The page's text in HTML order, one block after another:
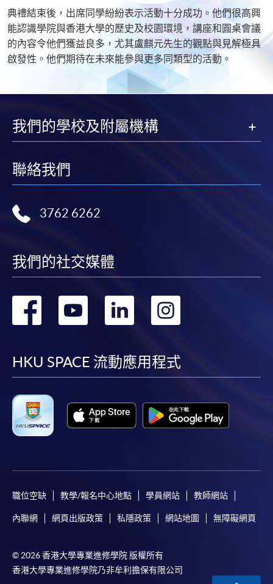
典禮結束後，出席同學紛紛表示活動十分成功。他們很高興
能認識學院與香港大學的歷史及校園環境，講座和圓桌會議
的內容令他們獲益良多，尤其盧麒元先生的觀點與見解極具
啟發性。他們期待在未來能參與更多同類型的活動。
我們的學校及附屬機構
聯絡我們
3762 6262
我們的社交媒體
轉
facebook
轉
youtube
轉
linkedin
轉
HKU SPACE 流動應用程式
職位空缺 教學/報名中心地點 學員網站 教師網站
內聯網 網頁出版政策 私隱政策 網站地圖 無障礙網頁
© 2026 香港大學專業進修學院 版權所有
香港大學專業進修學院乃非牟利擔保有限公司